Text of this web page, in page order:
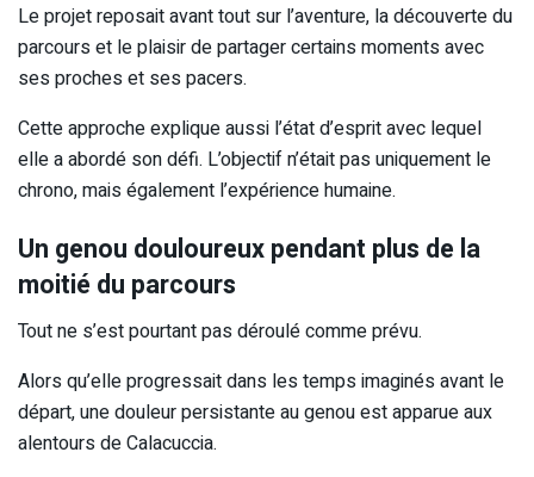
Le projet reposait avant tout sur l’aventure, la découverte du
parcours et le plaisir de partager certains moments avec
ses proches et ses pacers.
Cette approche explique aussi l’état d’esprit avec lequel
elle a abordé son défi. L’objectif n’était pas uniquement le
chrono, mais également l’expérience humaine.
Un genou douloureux pendant plus de la
moitié du parcours
Tout ne s’est pourtant pas déroulé comme prévu.
Alors qu’elle progressait dans les temps imaginés avant le
départ, une douleur persistante au genou est apparue aux
alentours de Calacuccia.